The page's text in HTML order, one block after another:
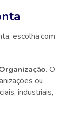
escolha com
Organização. O
ou
industriais,